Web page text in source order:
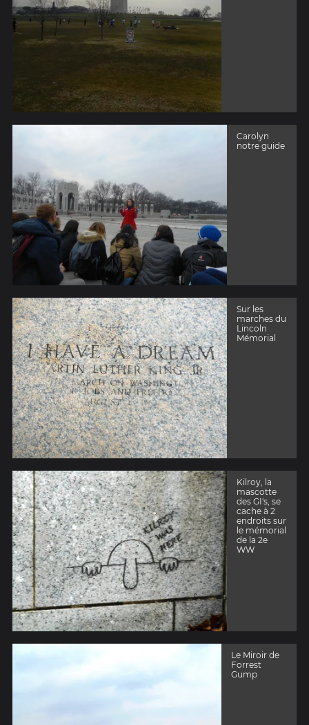
Carolyn
notre guide
Sur les
marches du
Lincoln
Mémorial
Kilroy, la
mascotte
des GI's, se
cache à 2
endroits sur
le mémorial
de la 2e
WW
Le Miroir de
Forrest
Gump